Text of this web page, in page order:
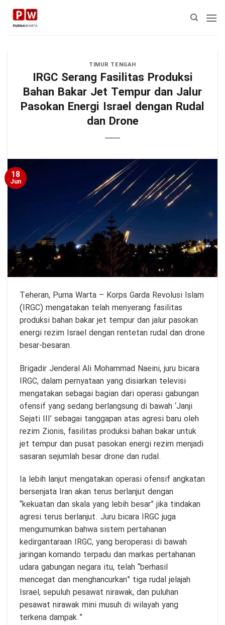
Skip
content
TIMUR TENGAH
IRGC Serang Fasilitas Produksi
Bahan Bakar Jet Tempur dan Jalur
Pasokan Energi Israel dengan Rudal
dan Drone
18
Jun
Teheran, Purna Warta – Korps Garda Revolusi Islam
(IRGC) mengatakan telah menyerang fasilitas
produksi bahan bakar jet tempur dan jalur pasokan
energi rezim Israel dengan rentetan rudal dan drone
besar-besaran.
Brigadir Jenderal Ali Mohammad Naeini, juru bicara
IRGC, dalam pernyataan yang disiarkan televisi
mengatakan sebagai bagian dari operasi gabungan
ofensif yang sedang berlangsung di bawah ‘Janji
Sejati III’ sebagai tanggapan atas agresi baru oleh
rezim Zionis, fasilitas produksi bahan bakar untuk
jet tempur dan pusat pasokan energi rezim menjadi
sasaran sejumlah besar drone dan rudal.
Ia lebih lanjut mengatakan operasi ofensif angkatan
bersenjata Iran akan terus berlanjut dengan
“kekuatan dan skala yang lebih besar” jika tindakan
agresi terus berlanjut. Juru bicara IRGC juga
mengumumkan bahwa sistem pertahanan
kedirgantaraan IRGC, yang beroperasi di bawah
jaringan komando terpadu dan markas pertahanan
udara gabungan negara itu, telah “berhasil
mencegat dan menghancurkan” tiga rudal jelajah
Israel, sepuluh pesawat nirawak, dan puluhan
pesawat nirawak mini musuh di wilayah yang
terkena dampak.”